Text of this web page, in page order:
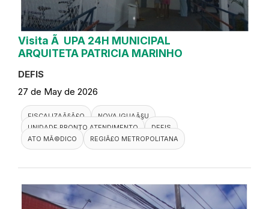
Visita Ã UPA 24H MUNICIPAL
ARQUITETA PATRICIA MARINHO
DEFIS
27 de May de 2026
FISCALIZAÃ§Ã£O
NOVA IGUAÃ§U
UNIDADE PRONTO ATENDIMENTO
DEFIS
ATO MÃ©DICO
REGIÃ£O METROPOLITANA